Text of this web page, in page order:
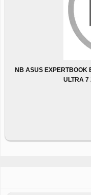
NB ASUS EXPERTBOOK
ULTRA 7